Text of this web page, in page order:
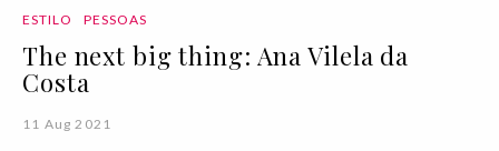
ESTILO PESSOAS
The next big thing: Ana Vilela da
Costa
11 Aug 2021